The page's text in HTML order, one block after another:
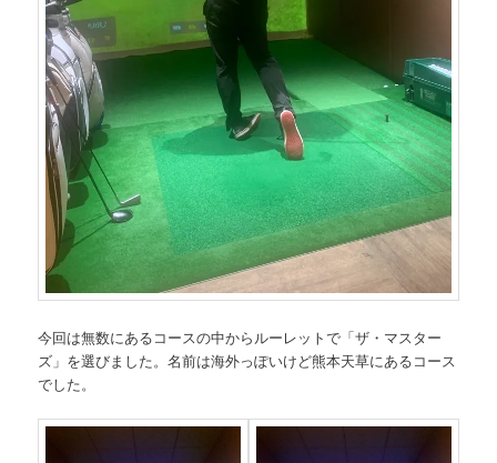
今回は無数にあるコースの中からルーレットで「ザ・マスター
ズ」を選びました。名前は海外っぽいけど熊本天草にあるコース
でした。